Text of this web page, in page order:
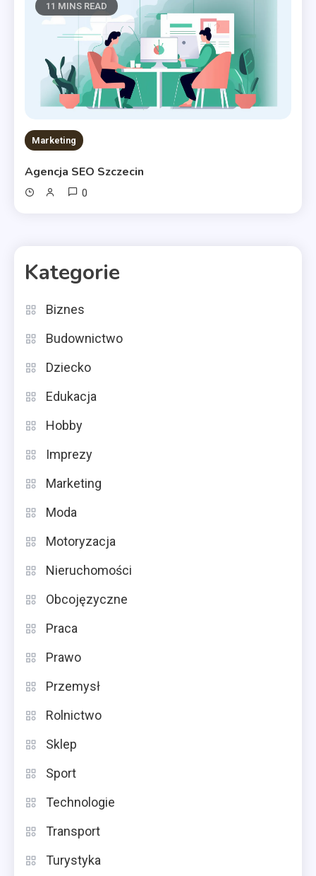
11 MINS READ
Marketing
Agencja SEO Szczecin
0
Kategorie
Biznes
Budownictwo
Dziecko
Edukacja
Hobby
Imprezy
Marketing
Moda
Motoryzacja
Nieruchomości
Obcojęzyczne
Praca
Prawo
Przemysł
Rolnictwo
Sklep
Sport
Technologie
Transport
Turystyka